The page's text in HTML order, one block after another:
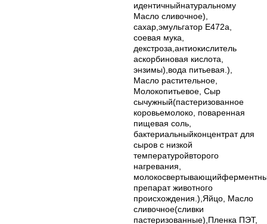
идентичныйнатуральному
Масло сливочное),
сахар,эмульгатор Е472а,
соевая мука,
декстроза,антиокислитель
аскорбиновая кислота,
энзимы),вода питьевая.),
Масло растительное,
Молокопитьевое, Сыр
сычужный(пастеризованное
коровьемолоко, поваренная
пищевая соль,
бактериальныйконцентрат для
сыров с низкой
температуройвторого
нагревания,
препарат животного
происхождения.),Яйцо, Масло
сливочное(сливки
пастеризованные),Пленка ПЭТ,